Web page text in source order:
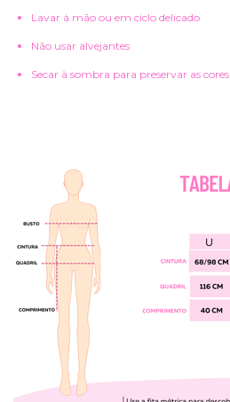
Lavar à mão ou em ciclo delicado
Não usar alvejantes
Secar à sombra para preservar as cores